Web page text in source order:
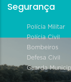
Segurança
Polícia Militar
Polícia Civil
Bombeiros
Defesa Civil
Guarda